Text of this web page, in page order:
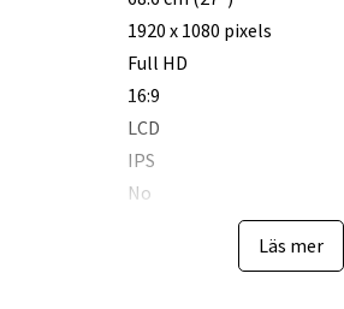
1920 x 1080 pixels
Full HD
16:9
LCD
IPS
No
Läs mer